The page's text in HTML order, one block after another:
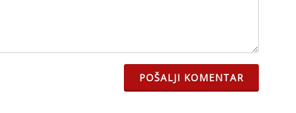
POŠALJI KOMENTAR